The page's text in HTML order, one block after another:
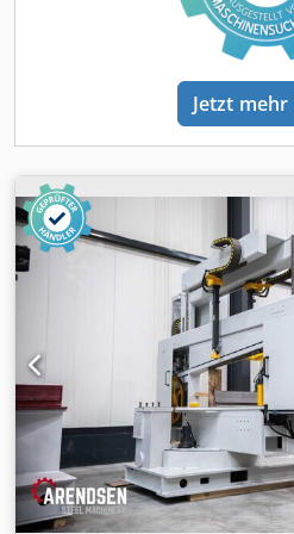
einmal Excalibur 6 (601 DE,
ergeben sie eine abgestufte
1.200 mm und bis 610 mm). JEDE
ODER IM PAKET VERFUEGBAR.
(alle drei Anlagen) Alle drei
zertifizierten Techniker
variiert je Anlage und wird bei
individuell offengelegt. -
moeglich (Anlagen aufbereitet -
Strom). === MASCHINE 1 + 2:
/ BAUJAHR 2013 === Zwei
Seriennummern 33900 und
Profilbohranlage nach dem
fahrende Bohrkopf mit
Senken, Gewindeschneiden,
einem Durchlauf. -
min. 50 x 50 mm | Profillaenge
Profilformen: I-Traeger, U-
Quadrat-/Rechteckhohlprofile -
19 kW | 180-4.000 U/min | max.
Jetzt